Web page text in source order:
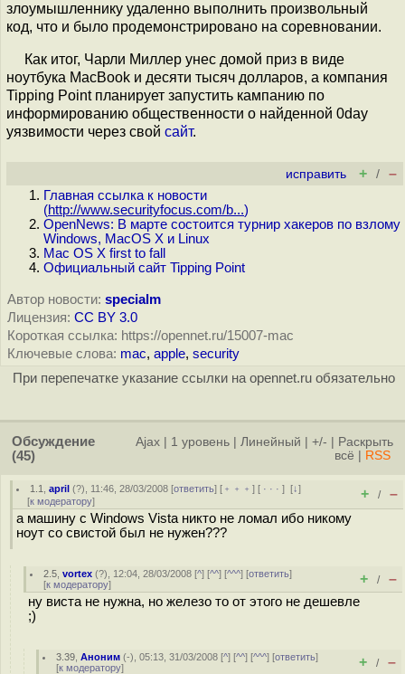
злоумышленнику удаленно выполнить произвольный
код, что и было продемонстрировано на соревновании.
Как итог, Чарли Миллер унес домой приз в виде
ноутбука MacBook и десяти тысяч долларов, а компания
Tipping Point планирует запустить кампанию по
информированию общественности о найденной 0day
уязвимости через свой сайт.
исправить + / –
Главная ссылка к новости
(http://www.securityfocus.com/b...)
OpenNews: В марте состоится турнир хакеров по взлому
Windows, MacOS X и Linux
Mac OS X first to fall
Официальный сайт Tipping Point
Автор новости: specialm
Лицензия: CC BY 3.0
Короткая ссылка: https://opennet.ru/15007-mac
Ключевые слова: mac, apple, security
При перепечатке указание ссылки на opennet.ru обязательно
Обсуждение
(45)
Ajax 1 уровень Линейный +/-
Раскрыть
всё
RSS
1.1 ,april (?), 11:46, 28/03/2008 [ответить] [ ﹢﹢﹢] [ · · ·][↓]
[к модератору] + / –
а машину с Windows Vista никто не ломал ибо никому
ноут со свистой был не нужен???
2.5 ,vortex (?), 12:04, 28/03/2008 [^] [^^] [^^^] [ответить]
[к модератору] + / –
ну виста не нужна, но железо то от этого не дешевле
;)
3.39 ,Аноним (-), 05:13, 31/03/2008 [^] [^^] [^^^] [ответить]
[к модератору] + / –